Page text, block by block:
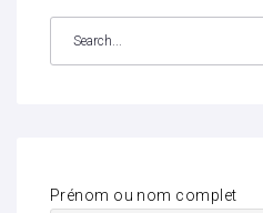
Prénom ou nom complet